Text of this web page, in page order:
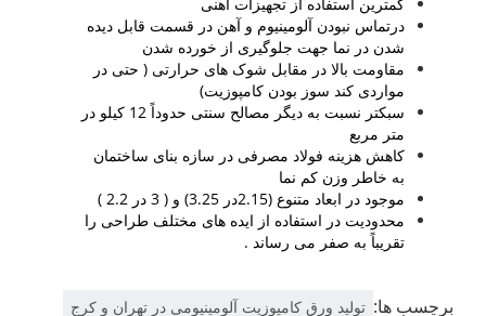
درتماس نبودن آلومینیوم و آهن در قسمت قابل دیده
شدن در نما جهت جلوگیری از خورده شدن
مقاومت بالا در مقابل شوک های حرارتی ( حتی در
مواردی کند سوز بودن کامپوزیت)
سبکتر نسبت به دیگر مصالح سنتی حدوداً 12 کیلو در
متر مربع
کاهش هزینه فولاد مصرفی در سازه بنای ساختمان
به خاطر وزن کم نما
موجود در ابعاد متنوع (2.15در 3.25) و ( 3 در 2.2 )
محدودیت در استفاده از ایده های مختلف طراحی را
تقریباً به صفر می رساند .
برچسب ها: تولید ورق کامپوزیت آلومینیومی در تهران و کرج